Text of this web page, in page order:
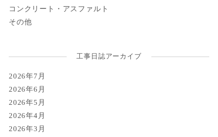
コンクリート・アスファルト
その他
工事日誌アーカイブ
2026年7月
2026年6月
2026年5月
2026年4月
2026年3月